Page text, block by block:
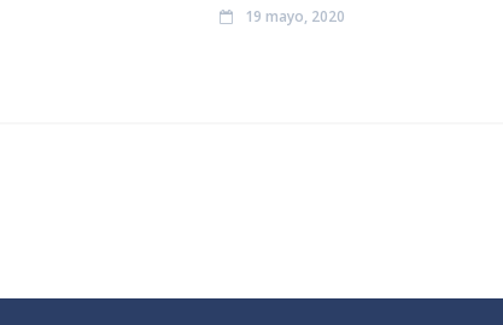
19 mayo, 2020